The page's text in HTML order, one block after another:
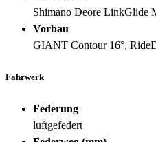
Shimano Deore LinkGlide
Vorbau
GIANT Contour 16°,
Fahrwerk
Federung
luftgefedert